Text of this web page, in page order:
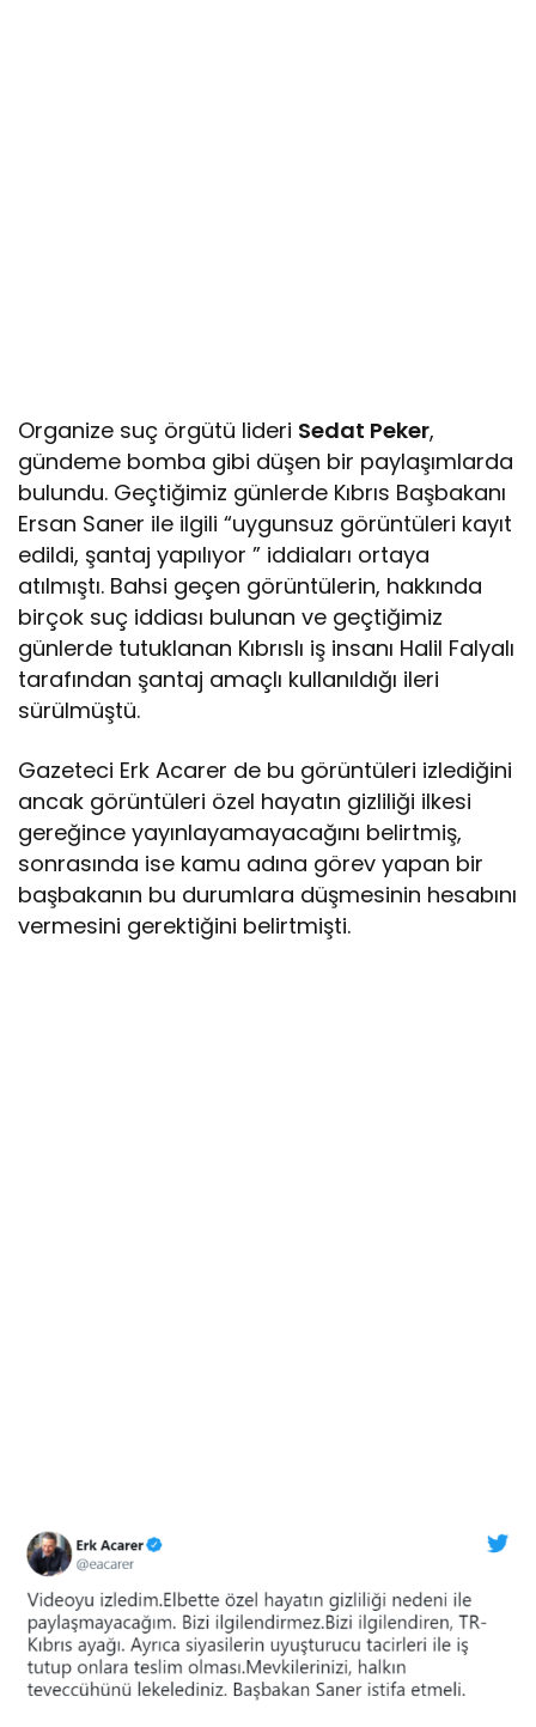
Organize suç örgütü lideri Sedat Peker,
gündeme bomba gibi düşen bir paylaşımlarda
bulundu. Geçtiğimiz günlerde Kıbrıs Başbakanı
Ersan Saner ile ilgili “uygunsuz görüntüleri kayıt
edildi, şantaj yapılıyor ” iddiaları ortaya
atılmıştı. Bahsi geçen görüntülerin, hakkında
birçok suç iddiası bulunan ve geçtiğimiz
günlerde tutuklanan Kıbrıslı iş insanı Halil Falyalı
tarafından şantaj amaçlı kullanıldığı ileri
sürülmüştü.
Gazeteci Erk Acarer de bu görüntüleri izlediğini
ancak görüntüleri özel hayatın gizliliği ilkesi
gereğince yayınlayamayacağını belirtmiş,
sonrasında ise kamu adına görev yapan bir
başbakanın bu durumlara düşmesinin hesabını
vermesini gerektiğini belirtmişti.